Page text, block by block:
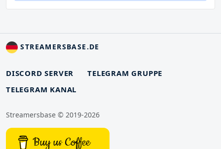
STREAMERSBASE.DE
DISCORD SERVER
TELEGRAM GRUPPE
TELEGRAM KANAL
Streamersbase © 2019-2026
Buy us Coffee